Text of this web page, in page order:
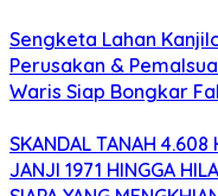
Sengketa Lahan
Perusakan &
Waris Siap Bongkar
SKANDAL TANAH 4.608
JANJI 1971 HINGGA